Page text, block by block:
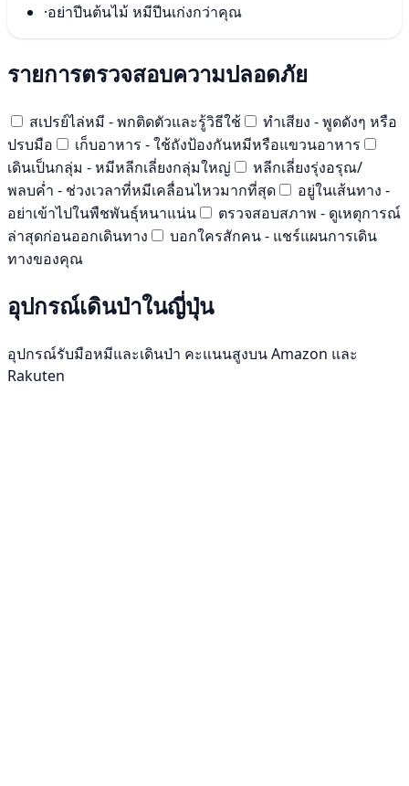
·อย่าปีนต้นไม้ หมีปีนเก่งกว่าคุณ
รายการตรวจสอบความปลอดภัย
สเปรย์ไล่หมี - พกติดตัวและรู้วิธีใช้
ทำเสียง - พูดดังๆ หรือ
ปรบมือ
เก็บอาหาร - ใช้ถังป้องกันหมีหรือแขวนอาหาร
เดินเป็นกลุ่ม - หมีหลีกเลี่ยงกลุ่มใหญ่
หลีกเลี่ยงรุ่งอรุณ/
พลบค่ำ - ช่วงเวลาที่หมีเคลื่อนไหวมากที่สุด
อยู่ในเส้นทาง -
อย่าเข้าไปในพืชพันธุ์หนาแน่น
ตรวจสอบสภาพ - ดูเหตุการณ์
ล่าสุดก่อนออกเดินทาง
บอกใครสักคน - แชร์แผนการเดิน
ทางของคุณ
อุปกรณ์เดินป่าในญี่ปุ่น
อุปกรณ์รับมือหมีและเดินป่า คะแนนสูงบน Amazon และ
Rakuten